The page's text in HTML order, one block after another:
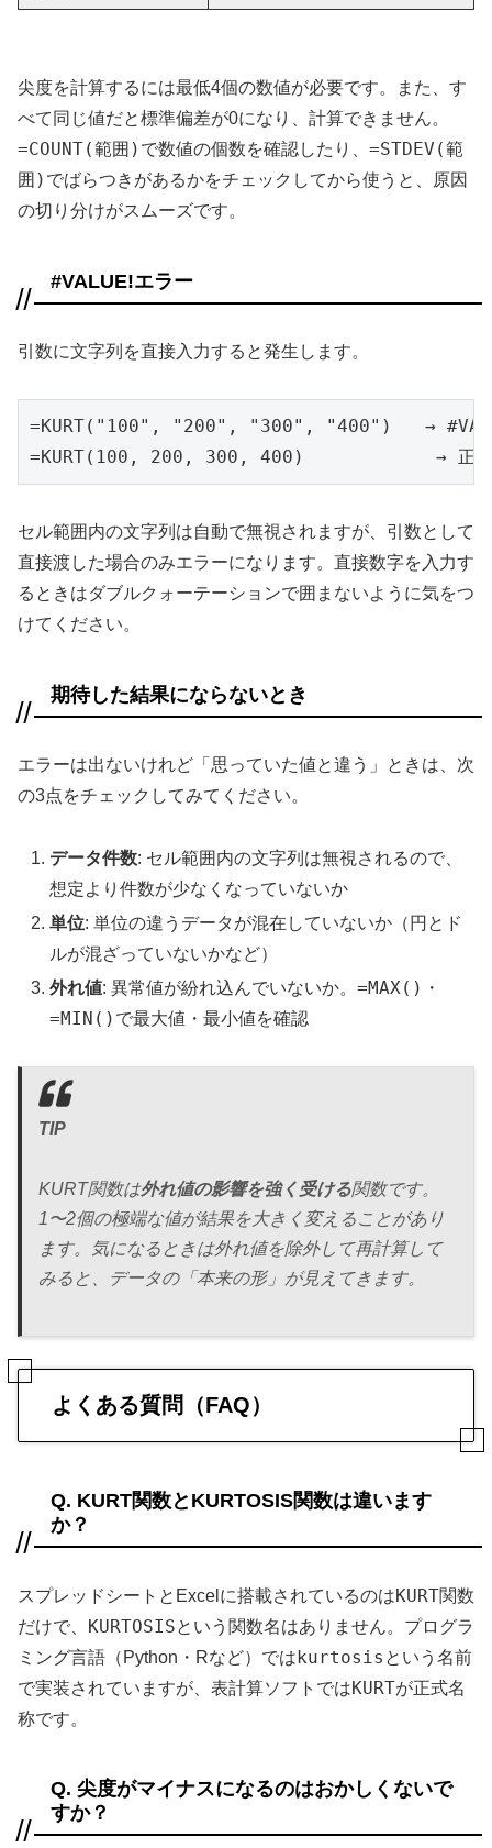
尖度を計算するには最低4個の数値が必要です。また、す
べて同じ値だと標準偏差が0になり、計算できません。
=COUNT(範囲) で数値の個数を確認したり、 =STDEV(範
囲) でばらつきがあるかをチェックしてから使うと、原因
の切り分けがスムーズです。
#VALUE!エラー
引数に文字列を直接入力すると発生します。
=KURT("100", "200", "300", "400")   →
=KURT(100, 200, 300, 400)            → 正常に
セル範囲内の文字列は自動で無視されますが、引数として
直接渡した場合のみエラーになります。直接数字を入力す
るときはダブルクォーテーションで囲まないように気をつ
けてください。
期待した結果にならないとき
エラーは出ないけれど「思っていた値と違う」ときは、次
の3点をチェックしてみてください。
データ件数: セル範囲内の文字列は無視されるので、
想定より件数が少なくなっていないか
単位: 単位の違うデータが混在していないか（円とド
ルが混ざっていないかなど）
外れ値: 異常値が紛れ込んでいないか。=MAX() ・
=MIN() で最大値・最小値を確認
TIP
KURT関数は外れ値の影響を強く受ける関数です。
1〜2個の極端な値が結果を大きく変えることがあり
ます。気になるときは外れ値を除外して再計算して
みると、データの「本来の形」が見えてきます。
よくある質問（FAQ）
Q. KURT関数とKURTOSIS関数は違います
か？
スプレッドシートとExcelに搭載されているのはKURT関数
だけで、 KURTOSISという関数名はありません。プログラ
ミング言語（Python・Rなど）ではkurtosis という名前
で実装されていますが、表計算ソフトではKURTが正式名
称です。
Q. 尖度がマイナスになるのはおかしくないで
すか？